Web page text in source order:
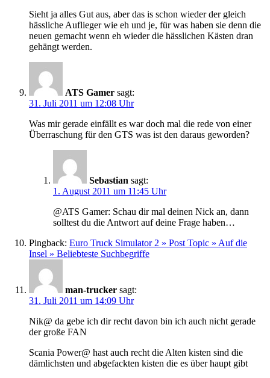
Sieht ja alles Gut aus, aber das is schon wieder der gleich
hässliche Auflieger wie eh und je, für was haben sie denn die
neuen gemacht wenn eh wieder die hässlichen Kästen dran
gehängt werden.
ATS Gamer sagt:
31. Juli 2011 um 12:08 Uhr
Was mir gerade einfällt es war doch mal die rede von einer
Überraschung für den GTS was ist den daraus geworden?
Sebastian sagt:
1. August 2011 um 11:45 Uhr
@ATS Gamer: Schau dir mal deinen Nick an, dann
solltest du die Antwort auf deine Frage haben…
Pingback: Euro Truck Simulator 2 » Post Topic » Auf die
Insel » Beliebteste Suchbegriffe
man-trucker sagt:
31. Juli 2011 um 14:09 Uhr
Nik@ da gebe ich dir recht davon bin ich auch nicht gerade
der große FAN
Scania Power@ hast auch recht die Alten kisten sind die
dämlichsten und abgefackten kisten die es über haupt gibt